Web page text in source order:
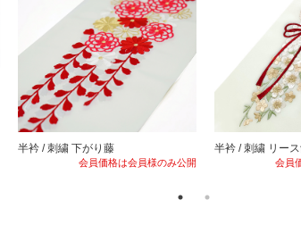
半衿 / 刺繍 下がり藤
会員価格は会員様のみ公開
半衿 / 刺繍 リース
会員